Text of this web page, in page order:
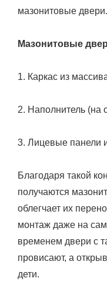
мазонитовые двери.
Мазонитовые
1. Каркас из
2. Наполнитель (на
3. Лицевые
Благодаря такой
получаются
облегчает их
монтаж даже на
временем двери с
провисают, а
дети.